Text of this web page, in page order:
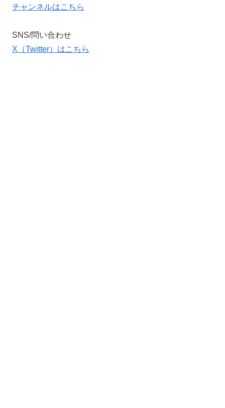
チャンネルはこちら
SNS/問い合わせ
X（Twitter）はこちら